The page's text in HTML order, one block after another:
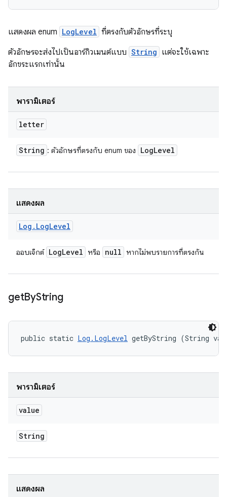
แสดงผล enum LogLevel ที่ตรงกับตัวอักษรที่ระบุ
ตัวอักษรจะส่งไปเป็นอาร์กิวเมนต์แบบ String แต่จะใช้เฉพาะ
อักขระแรกเท่านั้น
พารามิเตอร์
letter
String : ตัวอักษรที่ตรงกับ enum ของ LogLevel
แสดงผล
Log . LogLevel
ออบเจ็กต์ LogLevel หรือ null หากไม่พบรายการที่ตรงกัน
getByString
public static Log.LogLevel getByString (String
พารามิเตอร์
value
String
แสดงผล